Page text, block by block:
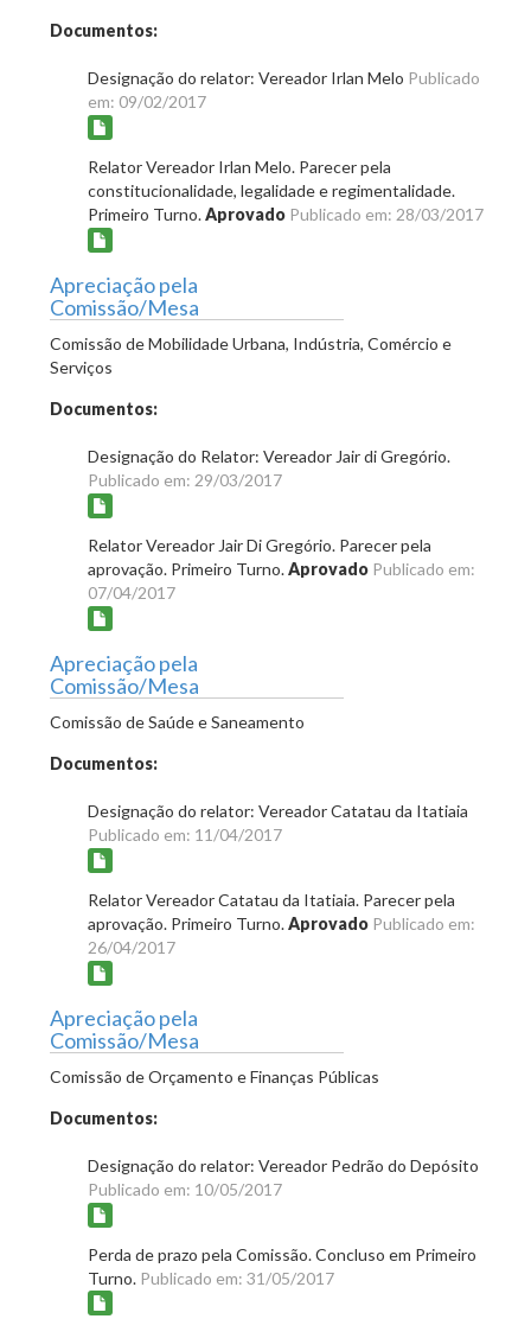
Documentos:
Designação do relator: Vereador Irlan Melo Publicado
em: 09/02/2017
Relator Vereador Irlan Melo. Parecer pela
constitucionalidade, legalidade e regimentalidade.
Primeiro Turno.Aprovado Publicado em: 28/03/2017
Apreciação pela
Comissão/Mesa
Comissão de Mobilidade Urbana, Indústria, Comércio e
Serviços
Documentos:
Designação do Relator: Vereador Jair di Gregório.
Publicado em: 29/03/2017
Relator Vereador Jair Di Gregório. Parecer pela
aprovação. Primeiro Turno.Aprovado Publicado em:
07/04/2017
Apreciação pela
Comissão/Mesa
Comissão de Saúde e Saneamento
Documentos:
Designação do relator: Vereador Catatau da Itatiaia
Publicado em: 11/04/2017
Relator Vereador Catatau da Itatiaia. Parecer pela
aprovação. Primeiro Turno.Aprovado Publicado em:
26/04/2017
Apreciação pela
Comissão/Mesa
Comissão de Orçamento e Finanças Públicas
Documentos:
Designação do relator: Vereador Pedrão do Depósito
Publicado em: 10/05/2017
Perda de prazo pela Comissão. Concluso em Primeiro
Turno. Publicado em: 31/05/2017